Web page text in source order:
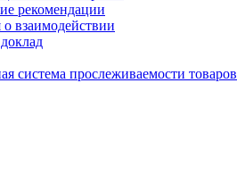
рекомендации
взаимодействии
система прослеживаемости товаров